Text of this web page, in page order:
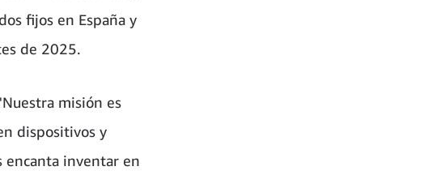
fijos en España y
de 2025.
misión es
dispositivos y
encanta inventar en